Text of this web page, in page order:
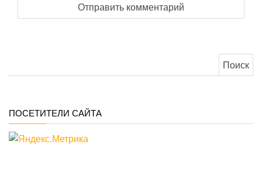
ПОСЕТИТЕЛИ САЙТА